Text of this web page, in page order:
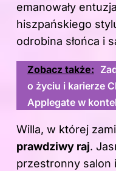
emanowały
hiszpańskiego
odrobina słońca i
Zobacz także:
o życiu i karierze
Applegate w
Willa, w której
prawdziwy raj.
przestronny salon